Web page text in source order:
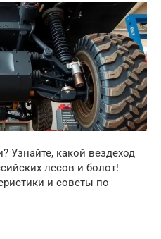
Узнайте, какой вездеход
лесов и болот!
и советы по